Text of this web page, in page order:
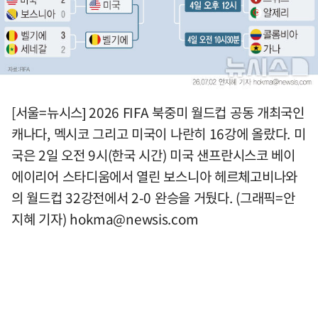
[서울=뉴시스] 2026 FIFA 북중미 월드컵 공동 개최국인
캐나다, 멕시코 그리고 미국이 나란히 16강에 올랐다. 미
국은 2일 오전 9시(한국 시간) 미국 샌프란시스코 베이
에이리어 스타디움에서 열린 보스니아 헤르체고비나와
의 월드컵 32강전에서 2-0 완승을 거뒀다. (그래픽=안
지혜 기자) hokma@newsis.com